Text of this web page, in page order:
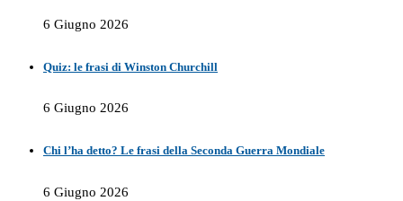
6 Giugno 2026
Quiz: le frasi di Winston Churchill
6 Giugno 2026
Chi l’ha detto? Le frasi della Seconda Guerra Mondiale
6 Giugno 2026